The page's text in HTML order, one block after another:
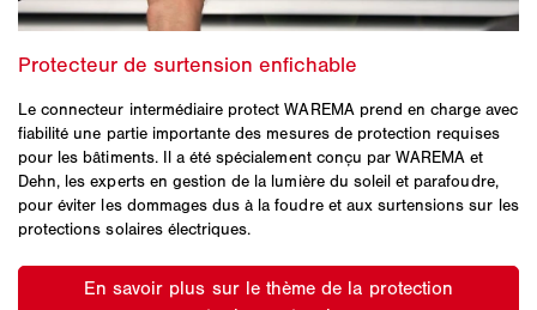
Le connecteur intermédiaire protect WAREMA prend en charge avec
fiabilité une partie importante des mesures de protection requises
pour les bâtiments. Il a été spécialement conçu par WAREMA et
Dehn, les experts en gestion de la lumière du soleil et parafoudre,
pour éviter les dommages dus à la foudre et aux surtensions sur les
protections solaires électriques.